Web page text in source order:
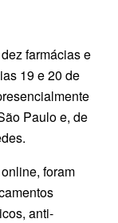
farmácias e
19 e 20 de
Paulo e, de
foram
anti-